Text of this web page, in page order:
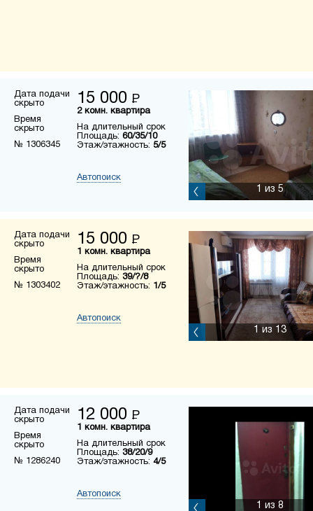
Дата подачи
скрыто
Время
скрыто
№ 1306345
15 000 Р
2 комн. квартира
На длительный срок
Площадь: 60/35/10
Этаж/этажность: 5/5
Автопоиск
1 из 5
Дата подачи
скрыто
Время
скрыто
№ 1303402
15 000 Р
1 комн. квартира
На длительный срок
Площадь: 39/?/8
Этаж/этажность: 1/5
Автопоиск
1 из 13
Дата подачи
скрыто
Время
скрыто
№ 1286240
12 000 Р
1 комн. квартира
На длительный срок
Площадь: 38/20/9
Этаж/этажность: 4/5
Автопоиск
1 из 8